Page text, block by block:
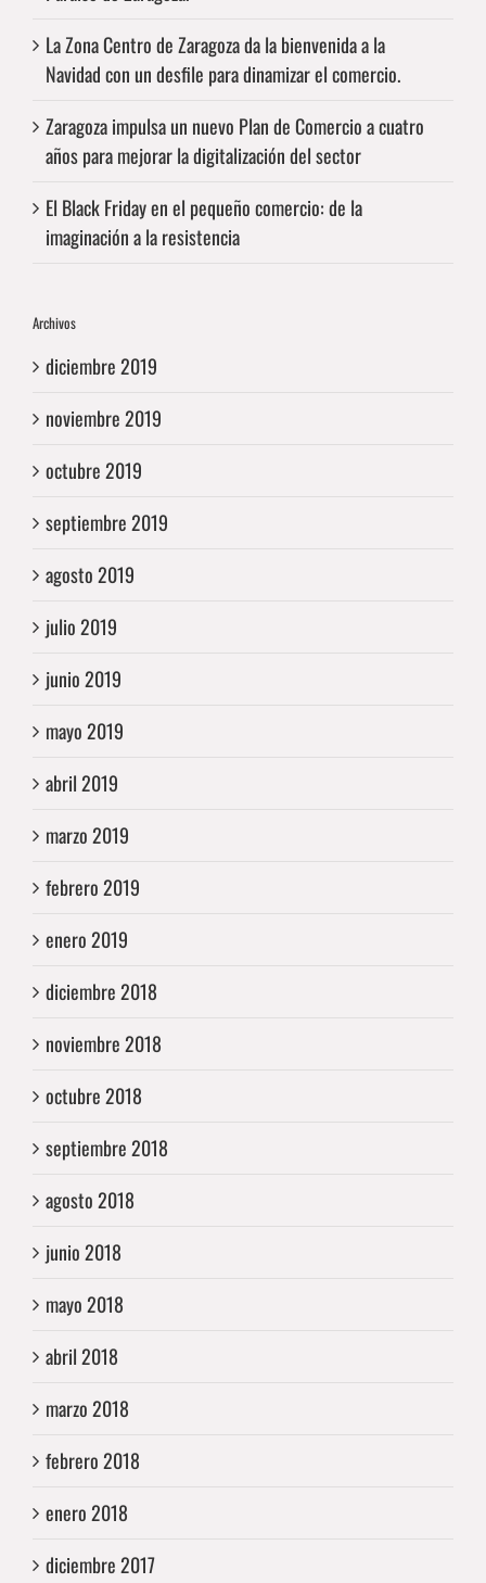
La Zona Centro de Zaragoza da la bienvenida a la
Navidad con un desfile para dinamizar el comercio.
Zaragoza impulsa un nuevo Plan de Comercio a cuatro
años para mejorar la digitalización del sector
El Black Friday en el pequeño comercio: de la
imaginación a la resistencia
Archivos
diciembre 2019
noviembre 2019
octubre 2019
septiembre 2019
agosto 2019
julio 2019
junio 2019
mayo 2019
abril 2019
marzo 2019
febrero 2019
enero 2019
diciembre 2018
noviembre 2018
octubre 2018
septiembre 2018
agosto 2018
junio 2018
mayo 2018
abril 2018
marzo 2018
febrero 2018
enero 2018
diciembre 2017